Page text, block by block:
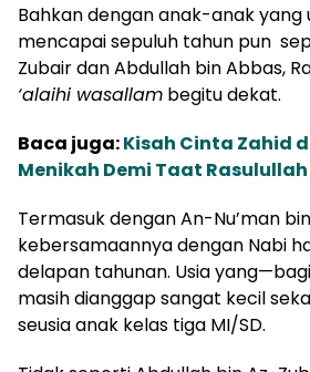
Bahkan dengan anak-anak
mencapai sepuluh tahun pun
Zubair dan Abdullah bin Abbas,
‘alaihi wasallam begitu dekat.
Baca juga:Kisah Cinta Zahid
Menikah Demi Taat Rasulullah
Termasuk dengan An-Nu’man
kebersamaannya dengan Nabi
delapan tahunan. Usia
masih dianggap sangat kecil
seusia anak kelas tiga MI/SD.